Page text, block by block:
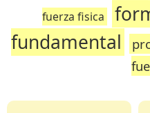
fuerza fisica
fundamental